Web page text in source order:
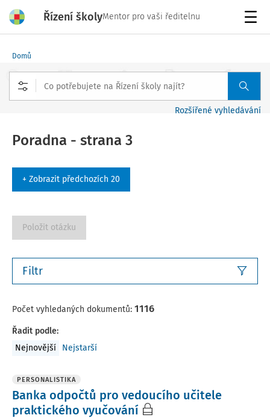
Řízení školyMentor pro vaši ředitelnu
Domů
Rozšířené vyhledávání
Poradna - strana 3
+ Zobrazit předchozích 20
Položit otázku
Filtr
Počet vyhledaných dokumentů: 1116
Řadit podle:
Nejnovější
Nejstarší
PERSONALISTIKA
Banka odpočtů pro vedoucího učitele
praktického vyučování